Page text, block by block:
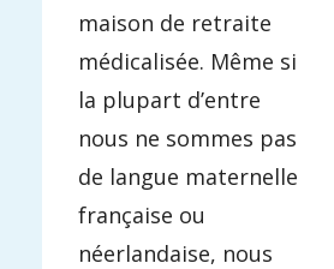
maison de retraite
médicalisée. Même si
la plupart d’entre
nous ne sommes pas
de langue maternelle
française ou
néerlandaise, nous